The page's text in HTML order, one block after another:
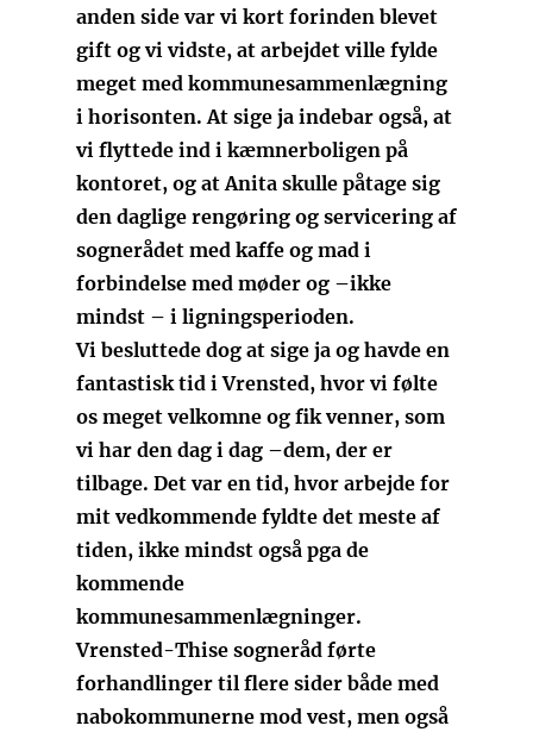
anden side var vi kort forinden blevet
gift og vi vidste, at arbejdet ville fylde
meget med kommunesammenlægning
i horisonten. At sige ja indebar også, at
vi flyttede ind i kæmnerboligen på
kontoret, og at Anita skulle påtage sig
den daglige rengøring og servicering af
sognerådet med kaffe og mad i
forbindelse med møder og –ikke
mindst – i ligningsperioden.
Vi besluttede dog at sige ja og havde en
fantastisk tid i Vrensted, hvor vi følte
os meget velkomne og fik venner, som
vi har den dag i dag –dem, der er
tilbage. Det var en tid, hvor arbejde for
mit vedkommende fyldte det meste af
tiden, ikke mindst også pga de
kommende
kommunesammenlægninger.
Vrensted-Thise sogneråd førte
forhandlinger til flere sider både med
nabokommunerne mod vest, men også